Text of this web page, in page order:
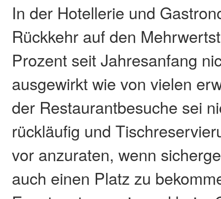
In der Hotellerie und
Rückkehr auf den
Prozent seit Jahresanfang
ausgewirkt wie von vielen
der Restaurantbesuche sei
rückläufig und
vor anzuraten, wenn
auch einen Platz zu